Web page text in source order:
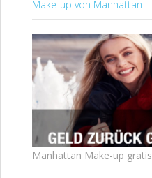
Make-up von Manhattan
Manhattan Make-up gratis